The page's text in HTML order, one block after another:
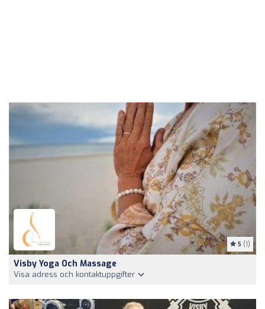
5 (1)
Visby Yoga Och Massage
Visa adress och kontaktuppgifter